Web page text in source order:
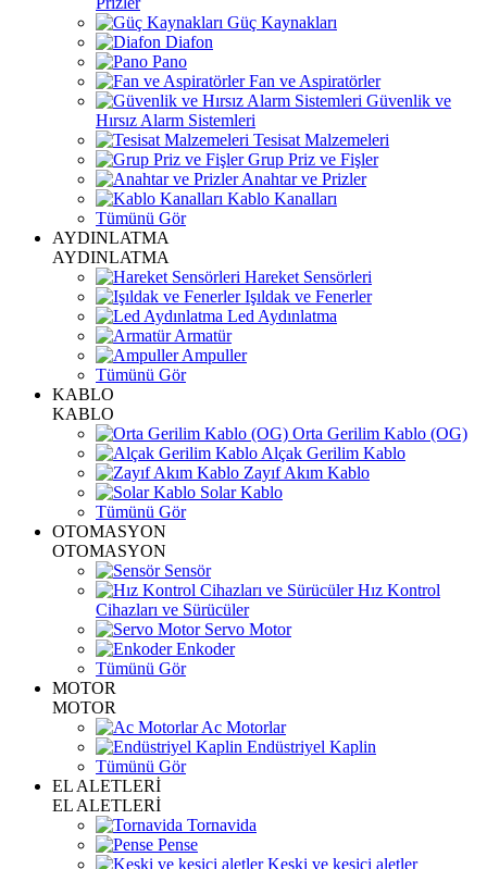
Güç Kaynakları
Diafon
Pano
Fan ve Aspiratörler
Güvenlik ve
Hırsız Alarm Sistemleri
Tesisat Malzemeleri
Grup Priz ve Fişler
Anahtar ve Prizler
Kablo Kanalları
Tümünü Gör
AYDINLATMA
AYDINLATMA
Hareket Sensörleri
Işıldak ve Fenerler
Led Aydınlatma
Armatür
Ampuller
Tümünü Gör
KABLO
KABLO
Orta Gerilim Kablo (OG)
Alçak Gerilim Kablo
Zayıf Akım Kablo
Solar Kablo
Tümünü Gör
OTOMASYON
OTOMASYON
Sensör
Hız Kontrol
Cihazları ve Sürücüler
Servo Motor
Enkoder
Tümünü Gör
MOTOR
MOTOR
Ac Motorlar
Endüstriyel Kaplin
Tümünü Gör
EL ALETLERİ
EL ALETLERİ
Tornavida
Pense
Keski ve kesici aletler